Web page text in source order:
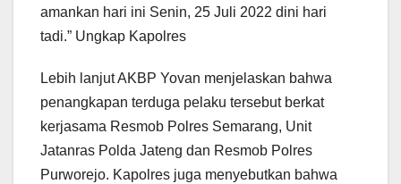
amankan hari ini Senin, 25 Juli 2022 dini hari
tadi.” Ungkap Kapolres
Lebih lanjut AKBP Yovan menjelaskan bahwa
penangkapan terduga pelaku tersebut berkat
kerjasama Resmob Polres Semarang, Unit
Jatanras Polda Jateng dan Resmob Polres
Purworejo. Kapolres juga menyebutkan bahwa